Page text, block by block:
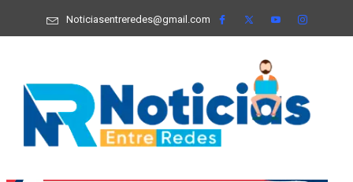
Noticiasentreredes@gmail.com